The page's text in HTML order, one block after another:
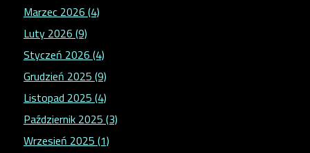
Marzec 2026 (4)
Luty 2026 (9)
Styczeń 2026 (4)
Grudzień 2025 (9)
Listopad 2025 (4)
Październik 2025 (3)
Wrzesień 2025 (1)